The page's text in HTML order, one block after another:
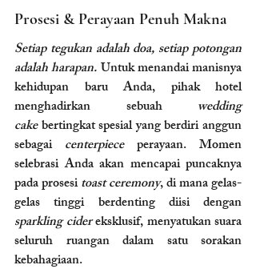
Prosesi & Perayaan Penuh Makna
Setiap tegukan adalah doa, setiap potongan
adalah harapan. Untuk menandai manisnya
kehidupan baru Anda, pihak hotel
menghadirkan sebuah wedding
cake bertingkat spesial yang berdiri anggun
sebagai centerpiece perayaan. Momen
selebrasi Anda akan mencapai puncaknya
pada prosesi toast ceremony, di mana gelas-
sparkling cider eksklusif, menyatukan suara
seluruh ruangan dalam satu sorakan
kebahagiaan.